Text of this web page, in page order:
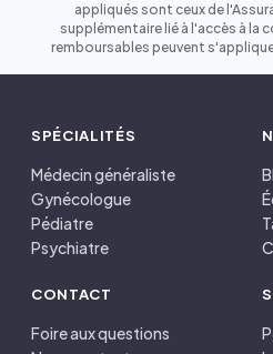
appliqués sont ceux de
supplémentaire lié à l'accès à la
remboursables peuvent
SPÉCIALITÉS
Médecin généraliste
Gynécologue
Pédiatre
Psychiatre
CONTACT
Foire aux questions